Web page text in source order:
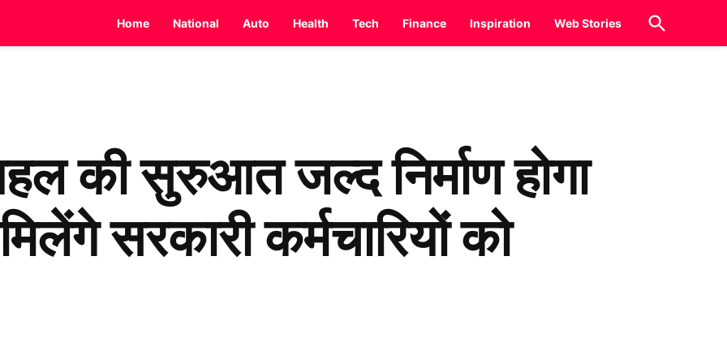
Home National Auto Health Tech Finance Inspiration Web Stories
Open
Search
की सुरुआत जल्द निर्माण होगा
सरकारी कर्मचारियों को